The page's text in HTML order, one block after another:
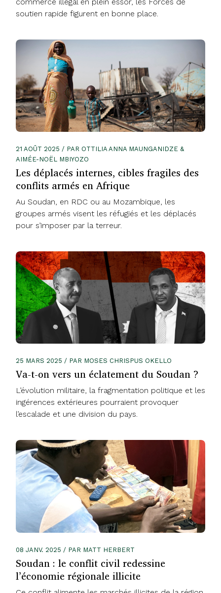
soutien rapide figurent en bonne place.
21 AOÛT 2025 / PAR OTTILIA ANNA MAUNGANIDZE &
AIMÉE-NOËL MBIYOZO
Les déplacés internes, cibles fragiles des
conflits armés en Afrique
Au Soudan, en RDC ou au Mozambique, les
groupes armés visent les réfugiés et les déplacés
pour s’imposer par la terreur.
25 MARS 2025 / PAR MOSES CHRISPUS OKELLO
Va-t-on vers un éclatement du Soudan ?
L’évolution militaire, la fragmentation politique et les
ingérences extérieures pourraient provoquer
l’escalade et une division du pays.
08 JANV. 2025 / PAR MATT HERBERT
Soudan : le conflit civil redessine
l’économie régionale illicite